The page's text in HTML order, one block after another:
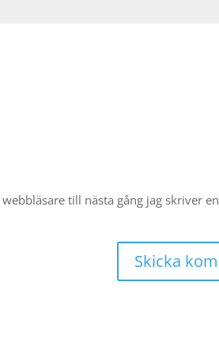
till nästa gång jag skriver en